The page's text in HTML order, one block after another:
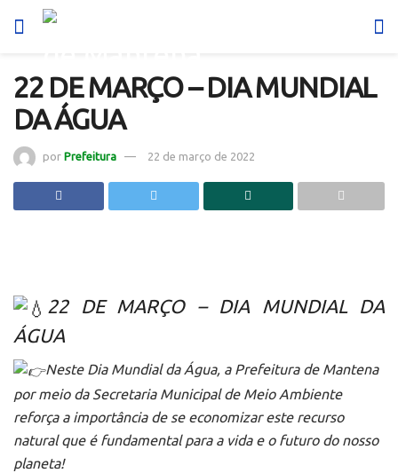
22 DE MARÇO – DIA MUNDIAL
DA ÁGUA
por Prefeitura 22 de março de 2022
22 DE MARÇO – DIA MUNDIAL DA
ÁGUA
Neste Dia Mundial da Água, a Prefeitura de Mantena
por meio da Secretaria Municipal de Meio Ambiente
reforça a importância de se economizar este recurso
natural que é fundamental para a vida e o futuro do nosso
planeta!